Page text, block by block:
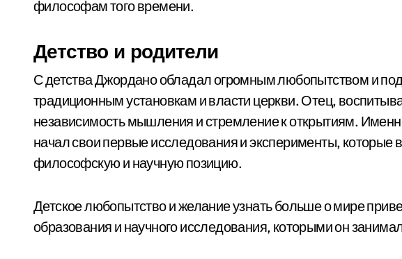
философам того времени.
Детство и родители
С детства Джордано обладал огромным любопытством и
традиционным установкам и власти церкви. Отец,
независимость мышления и стремление к открытиям.
начал свои первые исследования и эксперименты, которые
философскую и научную позицию.
Детское любопытство и желание узнать больше о мире
образования и научного исследования, которыми он